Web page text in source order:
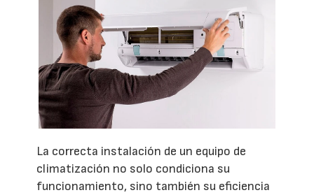
La correcta instalación de un equipo de
climatización no solo condiciona su
funcionamiento, sino también su eficiencia